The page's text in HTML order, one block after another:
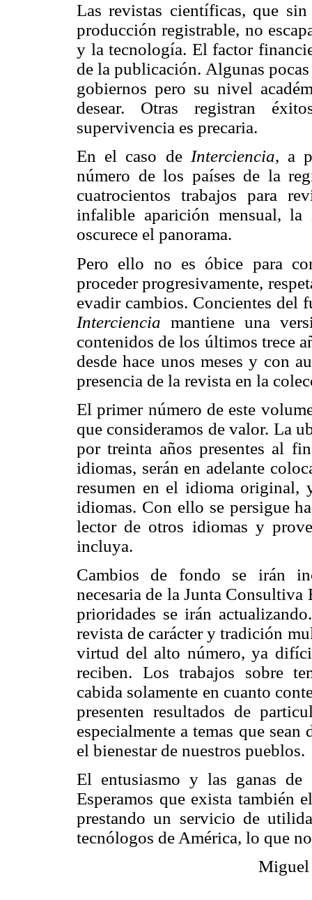
Las revistas científicas, que
producción registrable, no
y la tecnología. El factor
de la publicación. Algunas
gobiernos pero su nivel
desear. Otras registran
supervivencia es precaria.
En el caso de Interciencia, a
número de los países de la
cuatrocientos trabajos para
infalible aparición mensual, la
oscurece el panorama.
Pero ello no es óbice para
proceder progresivamente,
evadir cambios. Concientes
Interciencia mantiene una
contenidos de los últimos trece
desde hace unos meses y con
presencia de la revista en la
El primer número de este
que consideramos de valor. La
por treinta años presentes al
idiomas, serán en adelante
resumen en el idioma original,
idiomas. Con ello se persigue
lector de otros idiomas y
incluya.
Cambios de fondo se irán
necesaria de la Junta
prioridades se irán
revista de carácter y tradición
virtud del alto número, ya
reciben. Los trabajos sobre
cabida solamente en cuanto
presenten resultados de
especialmente a temas que
el bienestar de nuestros pueblos.
El entusiasmo y las ganas de
Esperamos que exista también
prestando un servicio de
tecnólogos de América, lo que
Miguel